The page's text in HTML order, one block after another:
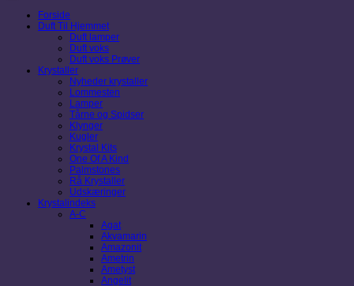
Forside
Duft Til Hjemmet
Duft lamper
Duft voks
Duft voks Prøver
Krystaller
Nyheder krystaller
Lommesten
Lamper
Tårne og Spidser
Klynger
Kugler
Krystal Kits
One Of A Kind
Palmstones
Rå Krystaller
Udskæringer
Krystalindeks
A-C
Agat
Akvamarin
Amazonit
Ametrin
Ametyst
Angelit